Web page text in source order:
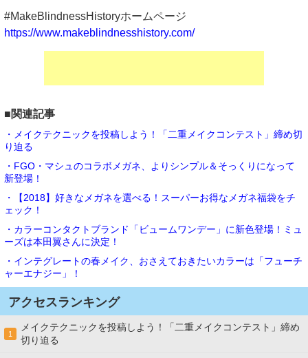
#MakeBlindnessHistoryホームページ
https://www.makeblindnesshistory.com/
■関連記事
・メイクテクニックを投稿しよう！「二重メイクコンテスト」締め切
り迫る
・FGO・マシュのコラボメガネ、よりシンプル＆そっくりになって
新登場！
・【2018】好きなメガネを選べる！スーパーお得なメガネ福袋をチ
ェック！
・カラーコンタクトブランド「ビュームワンデー」に新色登場！ミュ
ーズは本田翼さんに決定！
・インテグレートの春メイク、おさえておきたいカラーは「フューチ
ャーエナジー」！
アクセスランキング
1
メイクテクニックを投稿しよう！「二重メイクコンテスト」締め
切り迫る